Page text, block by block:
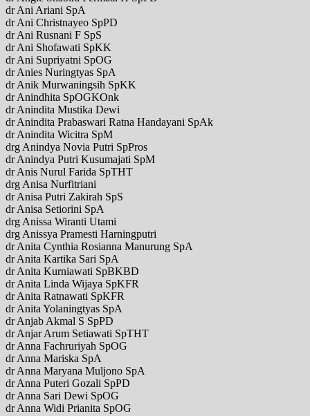
dr Ani Ariani SpA
dr Ani Christnayeo SpPD
dr Ani Rusnani F SpS
dr Ani Shofawati SpKK
dr Ani Supriyatni SpOG
dr Anies Nuringtyas SpA
dr Anik Murwaningsih SpKK
dr Anindhita SpOGKOnk
dr Anindita Mustika Dewi
dr Anindita Prabaswari Ratna Handayani SpAk
dr Anindita Wicitra SpM
drg Anindya Novia Putri SpPros
dr Anindya Putri Kusumajati SpM
dr Anis Nurul Farida SpTHT
drg Anisa Nurfitriani
dr Anisa Putri Zakirah SpS
dr Anisa Setiorini SpA
drg Anissa Wiranti Utami
drg Anissya Pramesti Harningputri
dr Anita Cynthia Rosianna Manurung SpA
dr Anita Kartika Sari SpA
dr Anita Kurniawati SpBKBD
dr Anita Linda Wijaya SpKFR
dr Anita Ratnawati SpKFR
dr Anita Yolaningtyas SpA
dr Anjab Akmal S SpPD
dr Anjar Arum Setiawati SpTHT
dr Anna Fachruriyah SpOG
dr Anna Mariska SpA
dr Anna Maryana Muljono SpA
dr Anna Puteri Gozali SpPD
dr Anna Sari Dewi SpOG
dr Anna Widi Prianita SpOG